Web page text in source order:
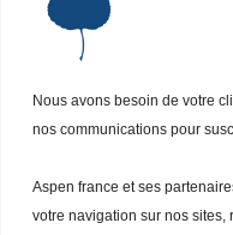
Nous avons besoin de votre
nos communications pour
Aspen france et ses
votre navigation sur nos sites,
P Qui sommes-nous
Nos missions
P Nos actualités
P Nos évènements